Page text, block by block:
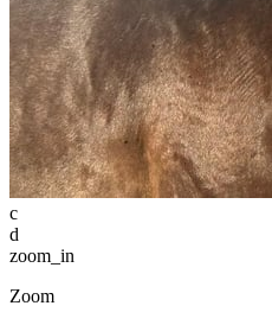
c
d
zoom_in
Zoom